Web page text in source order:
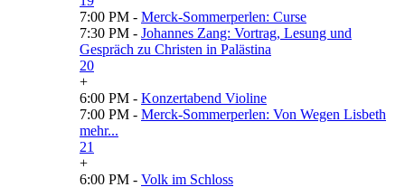
7:00 PM - Merck-Sommerperlen: Curse
7:30 PM - Johannes Zang: Vortrag, Lesung und
Gespräch zu Christen in Palästina
20
+
6:00 PM - Konzertabend Violine
7:00 PM - Merck-Sommerperlen: Von Wegen Lisbeth
mehr...
21
+
6:00 PM - Volk im Schloss